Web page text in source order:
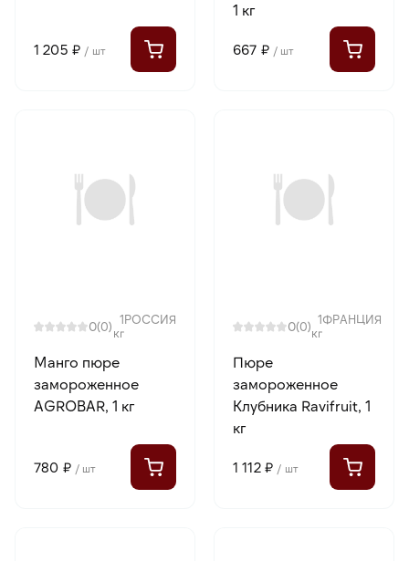
1 205 ₽ / шт
1 кг
667 ₽ / шт
0(0) 1
кг
РОССИЯ
Манго пюре
замороженное
AGROBAR, 1 кг
780 ₽ / шт
0(0) 1
кг
ФРАНЦИЯ
Пюре
замороженное
Клубника Ravifruit, 1
кг
1 112 ₽ / шт